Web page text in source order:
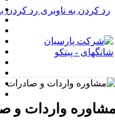
رد کردن به ناوبری رد کردن
واردات و